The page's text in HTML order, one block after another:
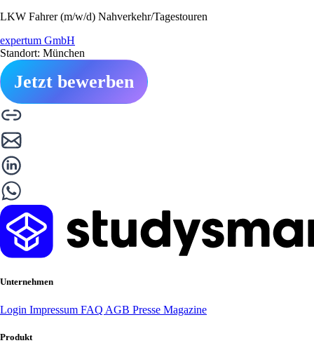
LKW Fahrer (m/w/d) Nahverkehr/Tagestouren
expertum GmbH
Standort: München
Jetzt bewerben
Unternehmen
Login Impressum FAQ AGB Presse Magazine
Produkt